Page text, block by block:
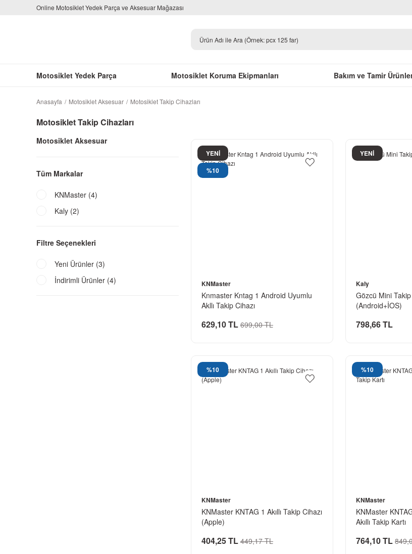
Online Motosiklet Yedek Parça ve Aksesuar Mağazası
Motosiklet Yedek Parça Motosiklet Koruma Ekipmanları Bakım ve Tamir
Anasayfa Motosiklet Aksesuar Motosiklet Takip Cihazları
Motosiklet Takip Cihazları
Motosiklet Aksesuar
Tüm Markalar
KNMaster (4)
Kaly (2)
Filtre Seçenekleri
Yeni Ürünler (3)
İndirimli Ürünler (4)
YENİ
%10
KNMaster
Knmaster Kntag 1 Android Uyumlu
Akllı Takip Cihazı
629,10 TL 699,00 TL
YENİ
Kaly
Gözcü Mini Takip
(Android+İOS)
798,66 TL
%10
KNMaster
KNMaster KNTAG 1 Akıllı Takip Cihazı
(Apple)
404,25 TL 449,17 TL
%10
KNMaster
KNMaster
Akıllı Takip Kartı
764,10 TL